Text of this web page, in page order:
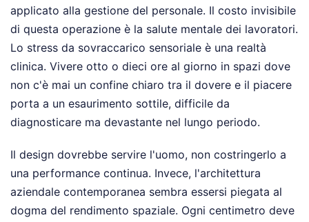
applicato alla gestione del personale. Il costo invisibile
di questa operazione è la salute mentale dei lavoratori.
Lo stress da sovraccarico sensoriale è una realtà
clinica. Vivere otto o dieci ore al giorno in spazi dove
non c'è mai un confine chiaro tra il dovere e il piacere
porta a un esaurimento sottile, difficile da
diagnosticare ma devastante nel lungo periodo.
Il design dovrebbe servire l'uomo, non costringerlo a
una performance continua. Invece, l'architettura
aziendale contemporanea sembra essersi piegata al
dogma del rendimento spaziale. Ogni centimetro deve